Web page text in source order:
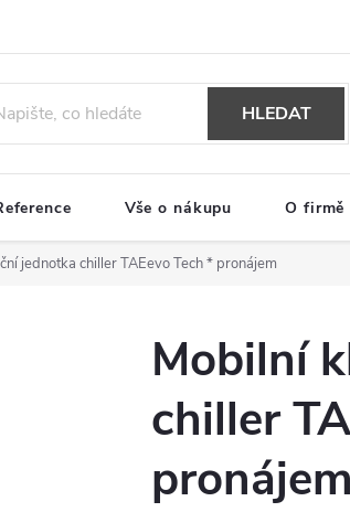
HLEDAT
Vše o nákupu O firmě
jednotka chiller TAEevo Tech * pronájem
Mobilní
chiller
pronájem